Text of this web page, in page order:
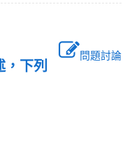
問題討論
，下列